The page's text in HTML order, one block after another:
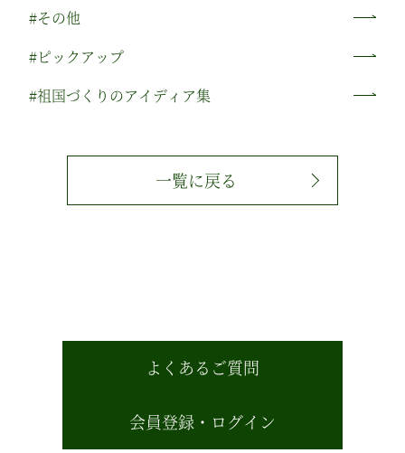
#その他
#ピックアップ
#祖国づくりのアイディア集
一覧に戻る
よくあるご質問
会員登録・ログイン